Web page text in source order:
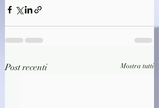
Post recenti Mostra tutti